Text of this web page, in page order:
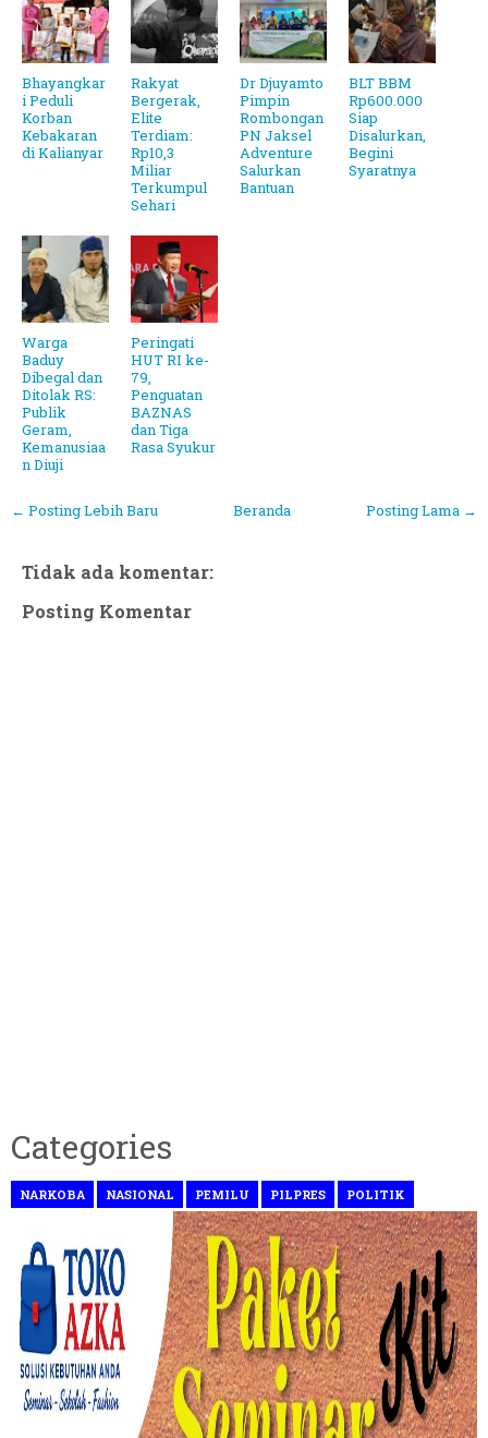
Bhayangkar
i Peduli
Korban
Kebakaran
di Kalianyar
Rakyat
Bergerak,
Elite
Terdiam:
Rp10,3
Miliar
Terkumpul
Sehari
Dr Djuyamto
Pimpin
Rombongan
PN Jaksel
Adventure
Salurkan
Bantuan
BLT BBM
Rp600.000
Siap
Disalurkan,
Begini
Syaratnya
Warga
Baduy
Dibegal dan
Ditolak RS:
Publik
Geram,
Kemanusiaa
n Diuji
Peringati
HUT RI ke-
79,
Penguatan
BAZNAS
dan Tiga
Rasa Syukur
← Posting Lebih Baru Posting Lama →
Beranda
Tidak ada komentar:
Posting Komentar
Categories
NARKOBA NASIONAL PEMILU PILPRES POLITIK